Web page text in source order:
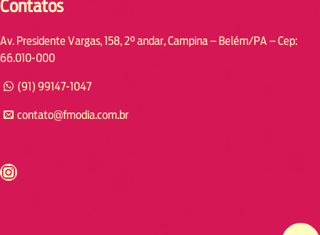
Contatos
Av. Presidente Vargas, 158, 2° andar, Campina – Belém/PA – Cep:
66.010-000
(91) 99147-1047
contato@fmodia.com.br
https://www.instagram.com/fmodia.cabofrio/